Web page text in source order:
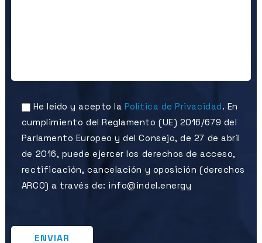
He leído y acepto la Política de Privacidad. En
cumplimiento del Reglamento (UE) 2016/679 del
Parlamento Europeo y del Consejo, de 27 de abril
de 2016, puede ejercer los derechos de acceso,
rectificación, cancelación y oposición (derechos
ARCO) a través de: info@indel.energy